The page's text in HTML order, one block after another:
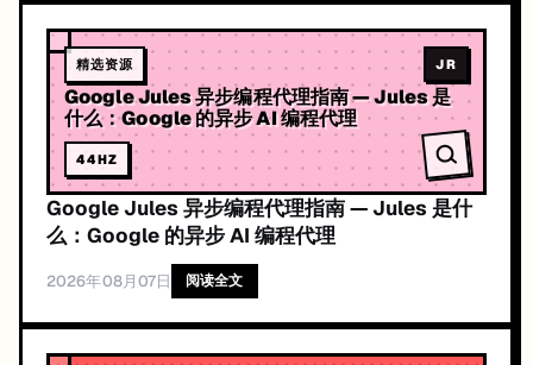
精选资源 JR
Google Jules 异步编程代理指南 — Jules 是
什么：Google 的异步 AI 编程代理
44HZ
Google Jules 异步编程代理指南 — Jules 是什
么：Google 的异步 AI 编程代理
2026年08月07日 阅读全文